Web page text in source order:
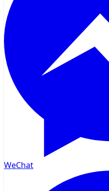
WeChat